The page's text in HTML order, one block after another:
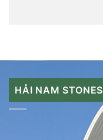
HẢI NAM STONES